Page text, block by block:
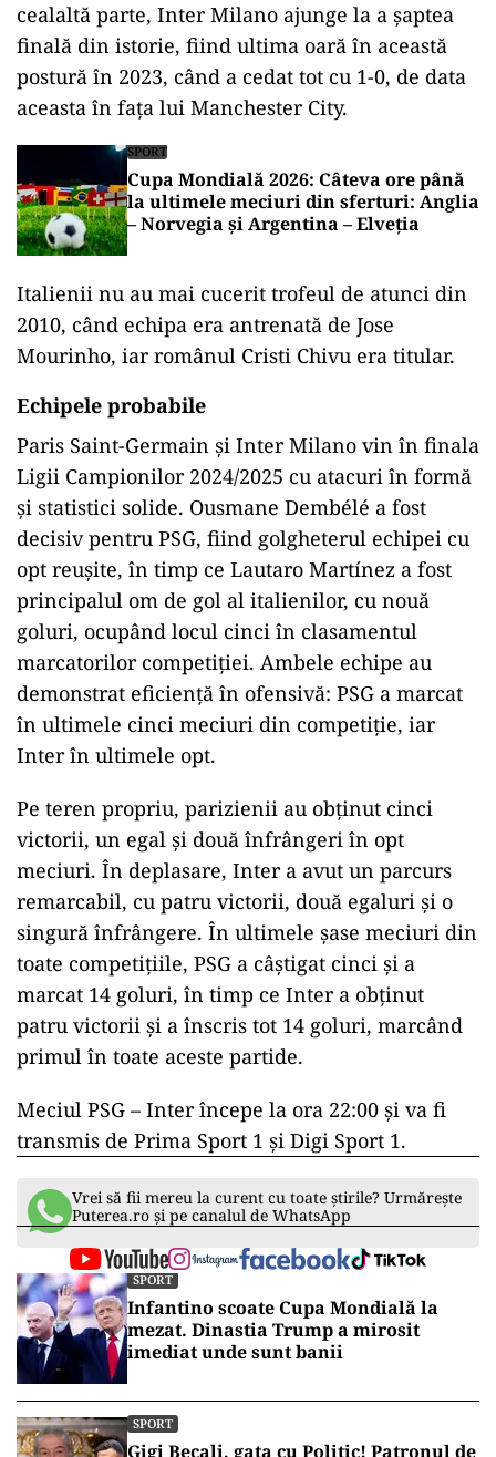
cealaltă parte, Inter Milano ajunge la a șaptea
finală din istorie, fiind ultima oară în această
postură în 2023, când a cedat tot cu 1-0, de data
aceasta în fața lui Manchester City.
SPORT
Cupa Mondială 2026: Câteva ore până
la ultimele meciuri din sferturi: Anglia
– Norvegia şi Argentina – Elveţia
Italienii nu au mai cucerit trofeul de atunci din
2010, când echipa era antrenată de Jose
Mourinho, iar românul Cristi Chivu era titular.
Echipele probabile
Paris Saint-Germain și Inter Milano vin în finala
Ligii Campionilor 2024/2025 cu atacuri în formă
și statistici solide. Ousmane Dembélé a fost
decisiv pentru PSG, fiind golgheterul echipei cu
opt reușite, în timp ce Lautaro Martínez a fost
principalul om de gol al italienilor, cu nouă
goluri, ocupând locul cinci în clasamentul
marcatorilor competiției. Ambele echipe au
demonstrat eficiență în ofensivă: PSG a marcat
în ultimele cinci meciuri din competiție, iar
Inter în ultimele opt.
Pe teren propriu, parizienii au obținut cinci
victorii, un egal și două înfrângeri în opt
meciuri. În deplasare, Inter a avut un parcurs
remarcabil, cu patru victorii, două egaluri și o
singură înfrângere. În ultimele șase meciuri din
toate competițiile, PSG a câștigat cinci și a
marcat 14 goluri, în timp ce Inter a obținut
patru victorii și a înscris tot 14 goluri, marcând
primul în toate aceste partide.
Meciul PSG – Inter începe la ora 22:00 și va fi
transmis de Prima Sport 1 și Digi Sport 1.
Vrei să fii mereu la curent cu toate știrile? Urmărește
Puterea.ro și pe canalul de WhatsApp
SPORT
Infantino scoate Cupa Mondială la
mezat. Dinastia Trump a mirosit
imediat unde sunt banii
SPORT
Gigi Becali, gata cu Politic! Patronul de